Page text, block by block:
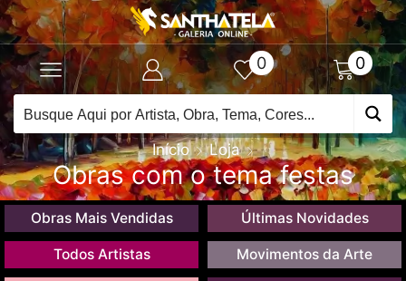
0 0
Início Loja
Obras com o tema festas
Obras Mais Vendidas Últimas Novidades
Todos Artistas Movimentos da Arte